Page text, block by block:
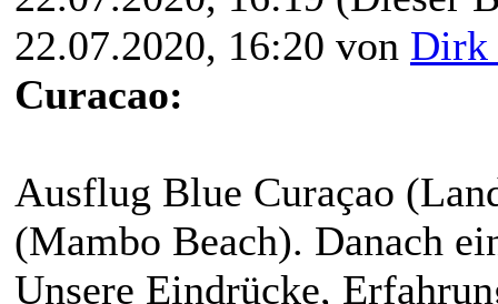
22.07.2020, 16:20 von Dirk
Curacao:
Ausflug Blue Curaçao
(Mambo Beach). Danach
Unsere Eindrücke,